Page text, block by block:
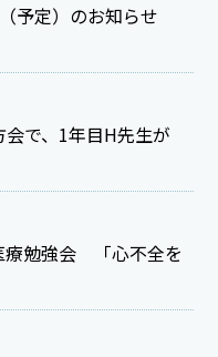
予定）のお知らせ
で、1年目H先生が
療勉強会 「心不全を